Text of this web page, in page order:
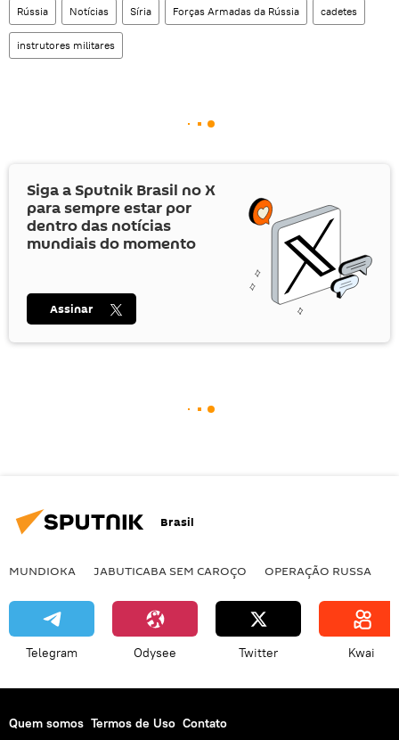
Rússia Notícias Síria Forças Armadas da Rússia cadetes
instrutores militares
Siga a Sputnik Brasil noX
para sempre estar por
dentro das notícias
mundiais do momento
Assinar
Brasil
MUNDIOKA JABUTICABA SEM CAROÇO OPERAÇÃO RUSSA
Telegram Odysee Twitter Kwai
Quem somos Termos de Uso Contato